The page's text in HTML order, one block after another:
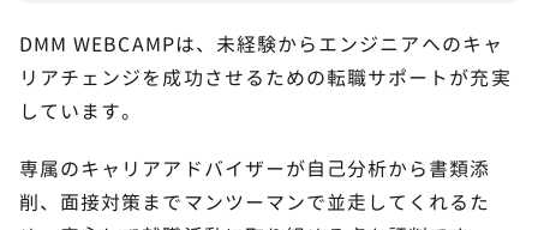
DMM WEBCAMPは、未経験からエンジニアへのキャ
リアチェンジを成功させるための転職サポートが充実
しています。
専属のキャリアアドバイザーが自己分析から書類添
削、面接対策までマンツーマンで並走してくれるた